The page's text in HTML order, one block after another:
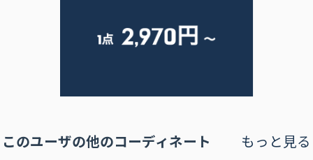
このユーザの他のコーディネート もっと見る